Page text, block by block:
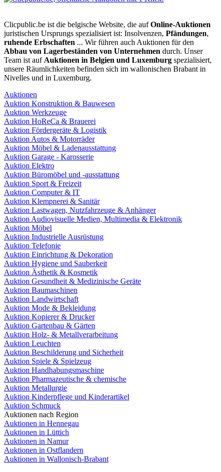
Clicpublic.be ist die belgische Website, die aufOnline-Auktionen
juristischen Ursprungs spezialisiert ist: Insolvenzen, Pfändungen,
ruhende Erbschaften ... Wir führen auch Auktionen für den
Abbau von Lagerbeständen von Unternehmen durch. Unser
Team ist auf Auktionen in Belgien und Luxemburg spezialisiert,
unsere Räumlichkeiten befinden sich im wallonischen Brabant in
Nivelles und in Luxemburg.
Auktionen
Auktion Konstruktion & Bauwesen
Auktion Werkzeuge
Auktion HoReCa & Brauerei
Auktion Fördergeräte & Logistik
Auktion Autos & Motorräder
Auktion Möbel & Ladenausstattung
Auktion Garage - Karosserie
Auktion Elektro
Auktion Büromöbel und -ausstattung
Auktion Sport & Freizeit
Auktion Computer & IT
Auktion Klempnerei & Sanitär
Auktion Lastwagen, Nutzfahrzeuge & Anhänger
Auktion Audiovisuelle Medien, Multimedia & Elektronik
Auktion Möbel
Auktion Industrielle Ausrüstung
Auktion Telefonie
Auktion Einrichtung & Dekoration
Auktion Hygiene und Sauberkeit
Auktion Ästhetik & Kosmetik
Auktion Gesundheit & Medizinische Geräte
Auktion Baumaschinen
Auktion Landwirtschaft
Auktion Mode & Bekleidung
Auktion Kopierer & Drucker
Auktion Gartenbau & Gärten
Auktion Holz- & Metallverarbeitung
Auktion Leuchten
Auktion Beschilderung und Sicherheit
Auktion Spiele & Spielzeug
Auktion Handhabungsmaschine
Auktion Pharmazeutische & chemische
Auktion Metallurgie
Auktion Kinderpflege und Kinderartikel
Auktion Schmuck
Auktionen nach Region
Auktionen in Hennegau
Auktionen in Lüttich
Auktionen in Namur
Auktionen in Ostflandern
Auktionen in Wallonisch-Brabant